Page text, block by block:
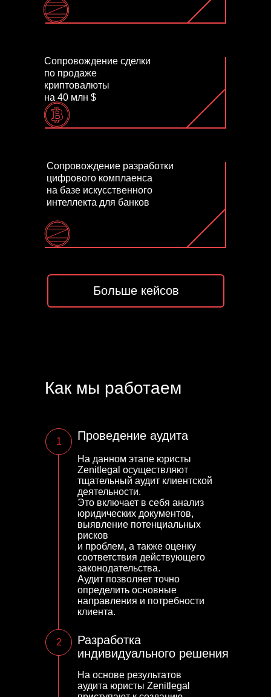
Сопровождение сделки
по продаже
криптовалюты
на 40 млн $
Сопровождение разработки
цифрового комплаенса
на базе искусственного
интеллекта для банков
Больше кейсов
Как мы работаем
На данном этапе юристы
Zenitlegal осуществляют
тщательный аудит клиентской
деятельности.
Это включает в себя анализ
юридических документов,
выявление потенциальных
рисков
и проблем, а также оценку
соответствия действующего
законодательства.
Аудит позволяет точно
определить основные
направления и потребности
клиента.
Проведение аудита
Разработка
индивидуального решения
На основе результатов
аудита юристы Zenitlegal
1
2